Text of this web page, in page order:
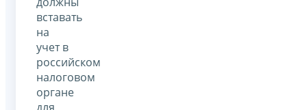
вставать
на
учет в
российском
налоговом
органе
для